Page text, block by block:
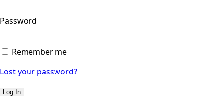
Password
Remember me
Lost your password?